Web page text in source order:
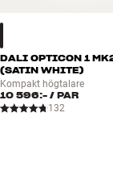
DALI OPTICON 1
(SATIN WHITE)
Kompakt högtalare
10 596:- / PAR
132